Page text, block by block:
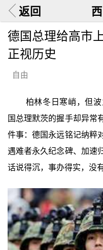
返回
德国总理给高市
正视历史
自由
柏林冬日寒峭，但
国总理默茨的握手却异常
件事：德国永远铭记纳粹
遇难者永久纪念碑、加速
话说得沉，事办得实，没